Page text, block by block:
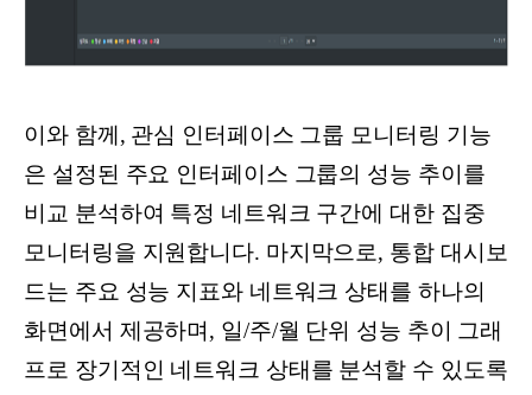
이와 함께, 관심 인터페이스 그룹 모니터링 기능
은 설정된 주요 인터페이스 그룹의 성능 추이를
비교 분석하여 특정 네트워크 구간에 대한 집중
모니터링을 지원합니다. 마지막으로, 통합 대시보
드는 주요 성능 지표와 네트워크 상태를 하나의
화면에서 제공하며, 일/주/월 단위 성능 추이 그래
프로 장기적인 네트워크 상태를 분석할 수 있도록